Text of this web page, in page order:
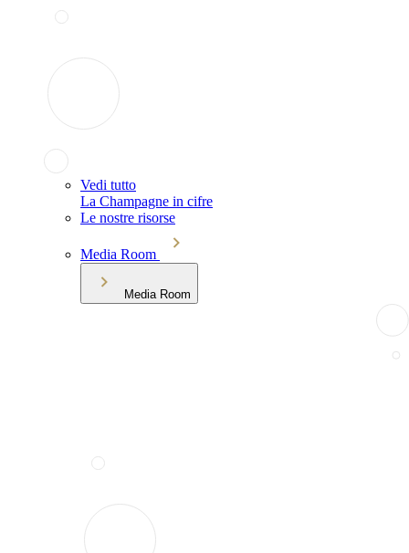
Vedi tutto
La Champagne in cifre
Le nostre risorse
Media Room
Media Room